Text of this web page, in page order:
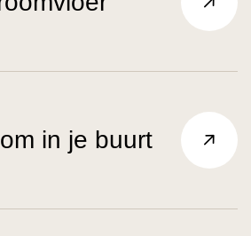
in je buurt